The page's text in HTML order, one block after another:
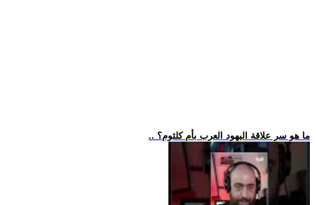
.. ما هو سر علاقة اليهود العرب بأم كلثوم؟